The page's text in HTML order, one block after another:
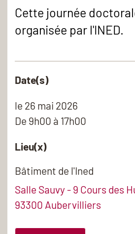
Cette journée
organisée par l'INED.
Date(s)
le 26 mai 2026
De 9h00 à 17h00
Lieu(x)
Bâtiment de l'Ined
Salle Sauvy - 9 Cours des
93300 Aubervilliers